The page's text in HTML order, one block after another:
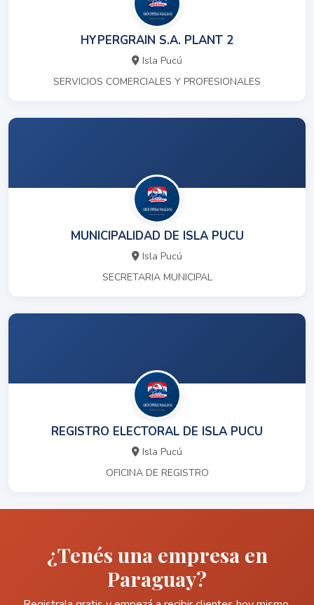
HYPERGRAIN S.A. PLANT 2
Isla Pucú
SERVICIOS COMERCIALES Y PROFESIONALES
MUNICIPALIDAD DE ISLA PUCU
Isla Pucú
SECRETARIA MUNICIPAL
REGISTRO ELECTORAL DE ISLA PUCU
Isla Pucú
OFICINA DE REGISTRO
¿Tenés una empresa en
Paraguay?